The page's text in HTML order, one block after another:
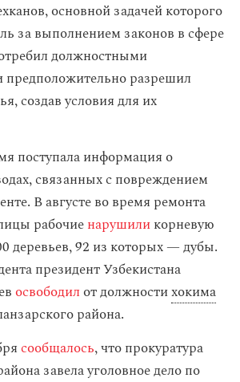
основной задачей которого
за выполнением законов в сфере
должностными
разрешил
создав условия для их
поступала информация о
связанных с повреждением
В августе во время ремонта
рабочиенарушиликорневую
деревьев, 92 из которых — дубы.
президент Узбекистана
освободил от должностихокима
района.
сообщалось, что прокуратура
завела уголовное дело по